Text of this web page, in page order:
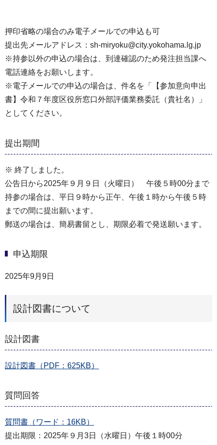
押印省略の場合のみ電子メールでの申込も可
提出先メールアドレス：sh-miryoku@city.yokohama.lg.jp
※持参以外の申込の場合は、到達確認のため発注担当課へ
電話連絡をお願いします。
※電子メールでの申込の場合は、件名を「【参加意向申出
書】令和７年度区役所窓口外部評価業務委託（貴社名）」
としてください。
提出期間
※ 終了しました。
公告日から2025年９月９日（火曜日） 午後５時00分まで
持参の場合は、平日９時から正午、午後１時から午後５時
までの間に提出願います。
郵送の場合は、簡易書留とし、期限必着で発送願います。
申込期限
2025年9月9日
設計図書について
設計図書
設計図書（PDF：625KB）
質問回答
質問書（ワード：16KB）
提出期限：2025年９月3日（水曜日）午後１時00分